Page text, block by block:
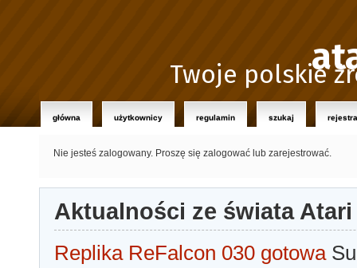
Twoje polskie
główna użytkownicy regulamin szukaj
Nie jesteś zalogowany. Proszę się zalogować lub zarejestrować.
Aktualności ze świata Atari
Replika ReFalcon 030 gotowa